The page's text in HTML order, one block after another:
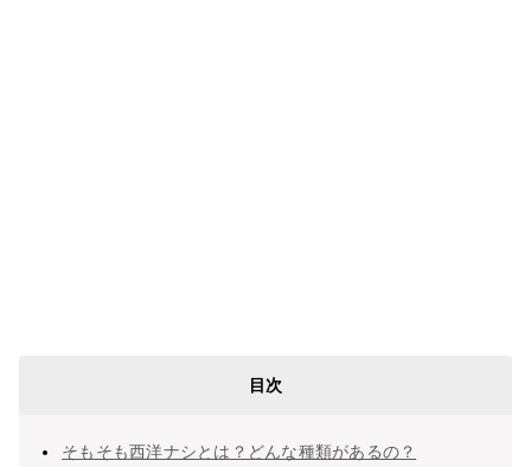
目次
そもそも西洋ナシとは？どんな種類があるの？